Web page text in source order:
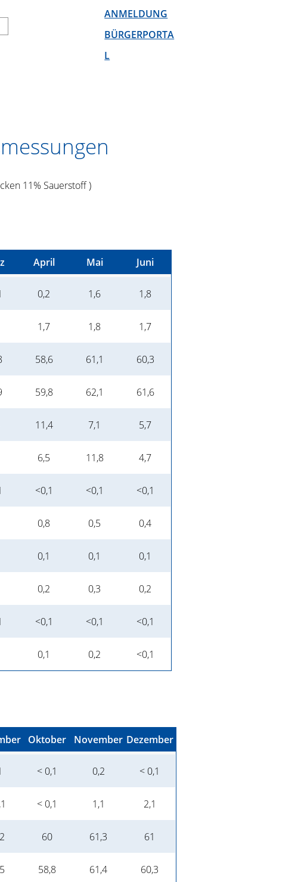
ANMELDUNG
BÜRGERPORTA
L
11% Sauerstoff )
April Mai Juni
0,2 1,6 1,8
1,7 1,8 1,7
58,6 61,1 60,3
59,8 62,1 61,6
11,4 7,1 5,7
6,5 11,8 4,7
<0,1 <0,1 <0,1
0,8 0,5 0,4
0,1 0,1 0,1
0,2 0,3 0,2
<0,1 <0,1 <0,1
0,1 0,2 <0,1
Oktober November Dezember
< 0,1 0,2 < 0,1
< 0,1 1,1 2,1
60 61,3 61
58,8 61,4 60,3